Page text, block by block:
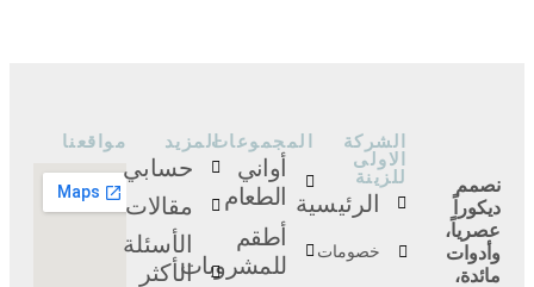
نصمم
ديكوراً
عصرياً،
وأدوات
مائدة،
مواقعنا
الشركة
الاولى
للزينة
الرئيسية
خصومات
المجموعات
أواني
الطعام
أطقم
للمشروبات
المزيد
حسابي
مقالات
الأسئلة
الأكثر